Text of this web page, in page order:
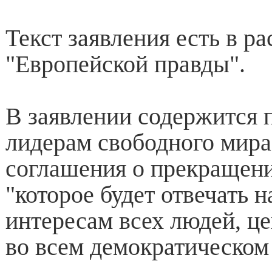
Текст заявления есть в
"Европейской правды".
В заявлении содержится
лидерам свободного
соглашения о
"которое будет отвечать
интересам всех людей,
во всем